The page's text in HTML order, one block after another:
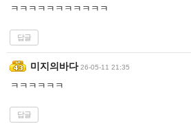
ㅋㅋㅋㅋㅋㅋㅋㅋㅋㅋㅋ
답글
미지의바다 26-05-11 21:35
ㅋㅋㅋㅋㅋㅋ
답글